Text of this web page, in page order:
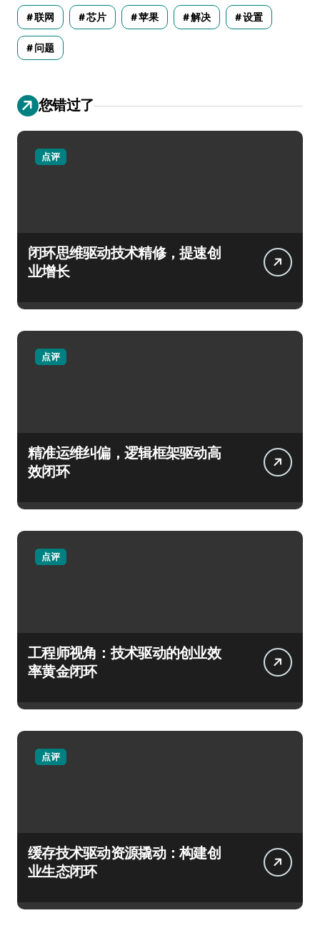
联网 芯片 苹果 解决 设置
问题
您错过了
点评
闭环思维驱动技术精修，提速创
业增长
点评
精准运维纠偏，逻辑框架驱动高
效闭环
点评
工程师视角：技术驱动的创业效
率黄金闭环
点评
缓存技术驱动资源撬动：构建创
业生态闭环